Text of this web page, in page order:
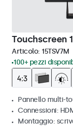
Touchscreen
Articolo: 15TSV7M
100+ pezzi
Pannello multi-
Connessioni:
Montaggio: